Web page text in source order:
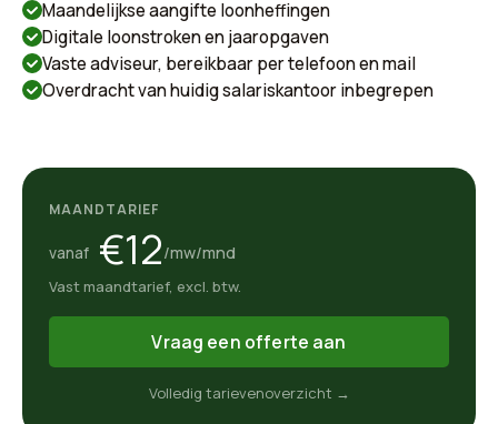
Maandelijkse aangifte loonheffingen
Digitale loonstroken en jaaropgaven
Vaste adviseur, bereikbaar per telefoon en mail
Overdracht van huidig salariskantoor inbegrepen
MAANDTARIEF
vanaf €12/mw/mnd
Vast maandtarief, excl. btw.
Vraag een offerte aan
Volledig tarievenoverzicht →